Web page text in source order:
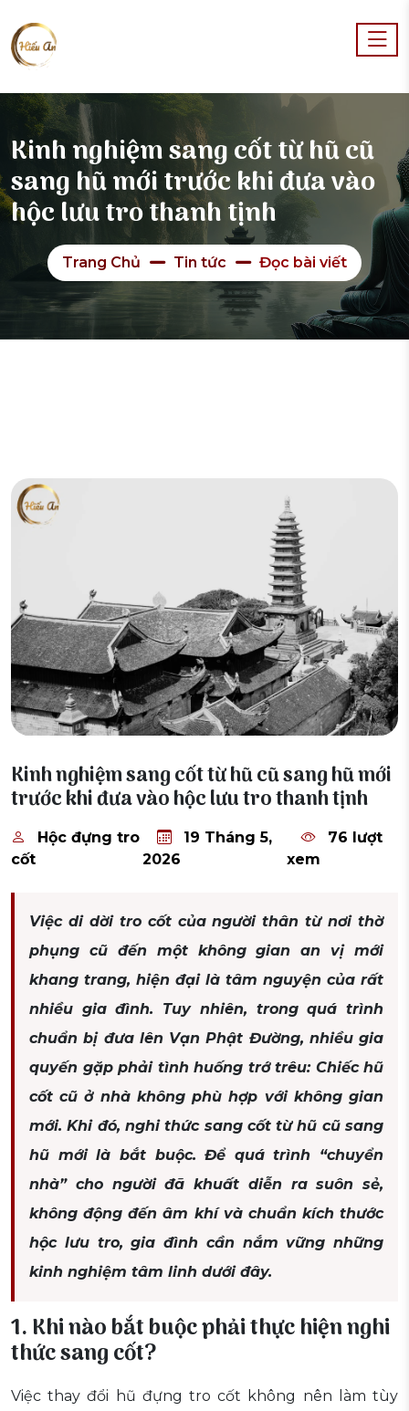
Kinh nghiệm sang cốt từ hũ cũ
sang hũ mới trước khi đưa vào
hộc lưu tro thanh tịnh
Trang Chủ Tin tức Đọc bài viết
Kinh nghiệm sang cốt từ hũ cũ sang hũ mới
trước khi đưa vào hộc lưu tro thanh tịnh
Hộc đựng tro
cốt
19 Tháng 5,
2026
76 lượt
xem
Việc di dời tro cốt của người thân từ nơi thờ
phụng cũ đến một không gian an vị mới
khang trang, hiện đại là tâm nguyện của rất
nhiều gia đình. Tuy nhiên, trong quá trình
chuẩn bị đưa lên Vạn Phật Đường, nhiều gia
quyến gặp phải tình huống trớ trêu: Chiếc hũ
cốt cũ ở nhà không phù hợp với không gian
mới. Khi đó, nghi thức sang cốt từ hũ cũ sang
hũ mới là bắt buộc. Để quá trình “chuyển
nhà” cho người đã khuất diễn ra suôn sẻ,
không động đến âm khí và chuẩn kích thước
hộc lưu tro, gia đình cần nắm vững những
kinh nghiệm tâm linh dưới đây.
1. Khi nào bắt buộc phải thực hiện nghi
thức sang cốt?
Việc thay đổi hũ đựng tro cốt không nên làm tùy